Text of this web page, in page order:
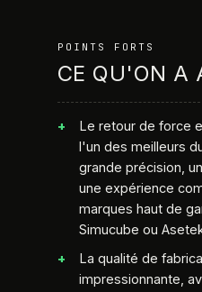
POINTS FORTS
CE QU'ON A
Le retour de force
l'un des meilleurs
grande précision,
une expérience
marques haut de
Simucube ou
La qualité de
impressionnante,